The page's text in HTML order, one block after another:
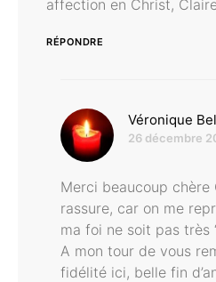
affection en Christ,
RÉPONDRE
Véronique
26 décembre
Merci beaucoup chère
rassure, car on me
ma foi ne soit pas très
A mon tour de vous
fidélité ici, belle fin